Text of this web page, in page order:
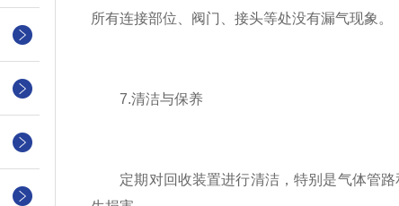
所有连接部位、阀门、接头等处没有漏气现象。
7.清洁与保养
定期对回收装置进行清洁，特别是气体管路